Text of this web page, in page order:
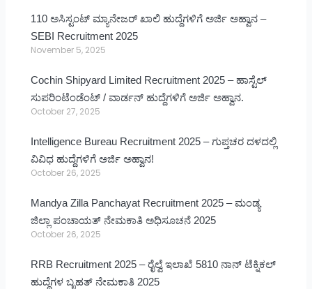
110 ಅಸಿಸ್ಟಂಟ್ ಮ್ಯಾನೇಜರ್ ಖಾಲಿ ಹುದ್ದೆಗಳಿಗೆ ಅರ್ಜಿ ಅಹ್ವಾನ –
SEBI Recruitment 2025
November 5, 2025
Cochin Shipyard Limited Recruitment 2025 – ಹಾಸ್ಟೆಲ್
ಸುಪರಿಂಟೆಂಡೆಂಟ್ / ವಾರ್ಡನ್ ಹುದ್ದೆಗಳಿಗೆ ಅರ್ಜಿ ಅಹ್ವಾನ.
October 27, 2025
Intelligence Bureau Recruitment 2025 – ಗುಪ್ತಚರ ದಳದಲ್ಲಿ
ವಿವಿಧ ಹುದ್ದೆಗಳಿಗೆ ಅರ್ಜಿ ಅಹ್ವಾನ!
October 26, 2025
Mandya Zilla Panchayat Recruitment 2025 – ಮಂಡ್ಯ
ಜಿಲ್ಲಾ ಪಂಚಾಯತ್ ನೇಮಕಾತಿ ಅಧಿಸೂಚನೆ 2025
October 26, 2025
RRB Recruitment 2025 – ರೈಲ್ವೆ ಇಲಾಖೆ 5810 ನಾನ್ ಟೆಕ್ನಿಕಲ್
ಹುದ್ದೆಗಳ ಬೃಹತ್ ನೇಮಕಾತಿ 2025